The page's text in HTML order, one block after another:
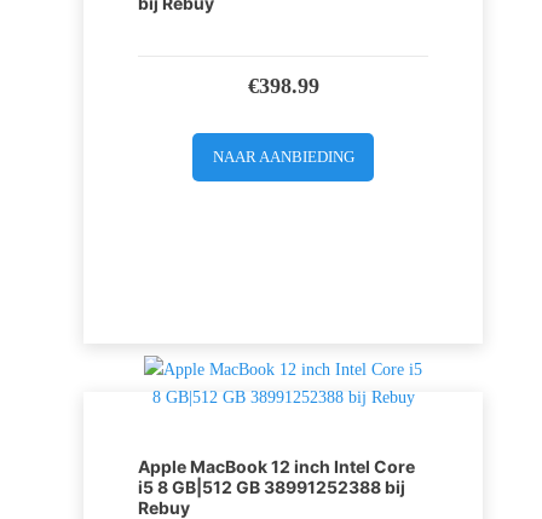
€398.99
NAAR AANBIEDING
Apple MacBook 12 inch Intel Core
i5 8 GB|512 GB 38991252388 bij
Rebuy